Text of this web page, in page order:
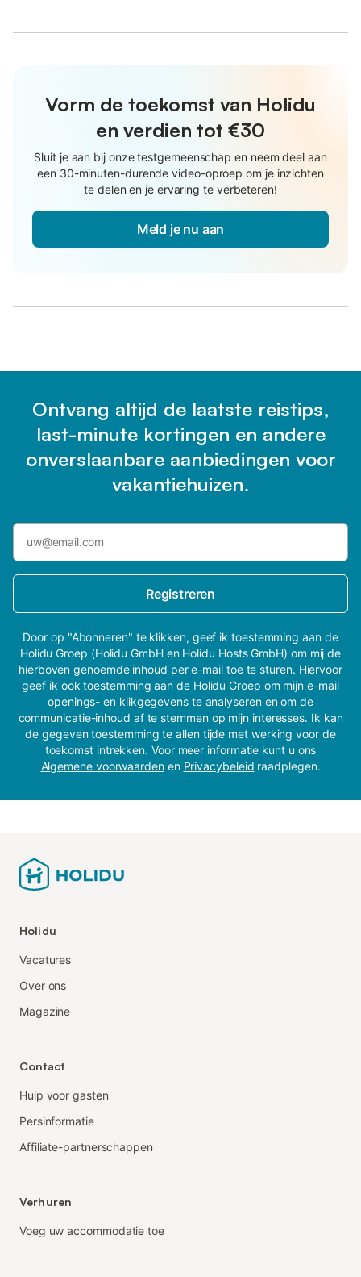
Vorm de toekomst van Holidu
en verdien tot €30
Sluit je aan bij onze testgemeenschap en neem deel aan
een 30-minuten-durende video-oproep om je inzichten
te delen en je ervaring te verbeteren!
Meld je nu aan
Ontvang altijd de laatste reistips,
last-minute kortingen en andere
onverslaanbare aanbiedingen voor
vakantiehuizen.
Registreren
Door op "Abonneren" te klikken, geef ik toestemming aan de
Holidu Groep (Holidu GmbH en Holidu Hosts GmbH) om mij de
hierboven genoemde inhoud per e-mail toe te sturen. Hiervoor
geef ik ook toestemming aan de Holidu Groep om mijn e-mail
openings- en klikgegevens te analyseren en om de
communicatie-inhoud af te stemmen op mijn interesses. Ik kan
de gegeven toestemming te allen tijde met werking voor de
toekomst intrekken. Voor meer informatie kunt u ons
Algemene voorwaardenen Privacybeleid raadplegen.
Holidu
Vacatures
Over ons
Magazine
Contact
Hulp voor gasten
Persinformatie
Affiliate-partnerschappen
Verhuren
Voeg uw accommodatie toe